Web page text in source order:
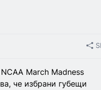
March Madness
че избрани губещи